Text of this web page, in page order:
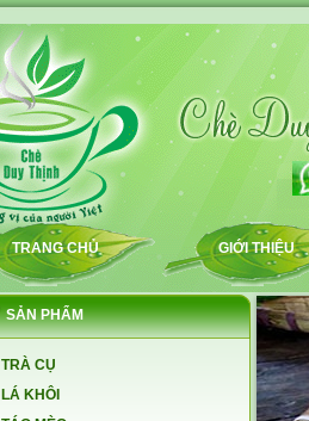
TRANG CHỦ GIỚI THIỆU
SẢN PHẨM
TRÀ CỤ
LÁ KHÔI